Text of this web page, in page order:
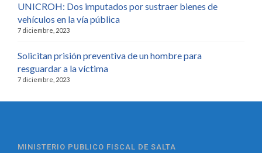
UNICROH: Dos imputados por sustraer bienes de
vehículos en la vía pública
7 diciembre, 2023
Solicitan prisión preventiva de un hombre para
resguardar a la víctima
7 diciembre, 2023
MINISTERIO PUBLICO FISCAL DE SALTA